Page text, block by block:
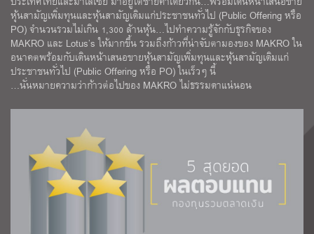
หุ้นสามัญเพิ่มทุนและหุ้นสามัญเดิมแก่ประชาชนทั่วไป (Public Offering หรือ
PO) จำนวนรวมไม่เกิน 1,300 ล้านหุ้น…ไปทำความรู้จักกับธุรกิจของ
MAKRO และ Lotus’s ให้มากขึ้น รวมถึงก้าวที่น่าจับตามองของ MAKRO ใน
อนาคตพร้อมกับเดินหน้าเสนอขายหุ้นสามัญเพิ่มทุนและหุ้นสามัญเดิมแก่
ประชาชนทั่วไป (Public Offering หรือ PO) ในเร็วๆ นี้
…นั่นหมายความว่าก้าวต่อไปของ MAKRO ไม่ธรรมดาแน่นอน